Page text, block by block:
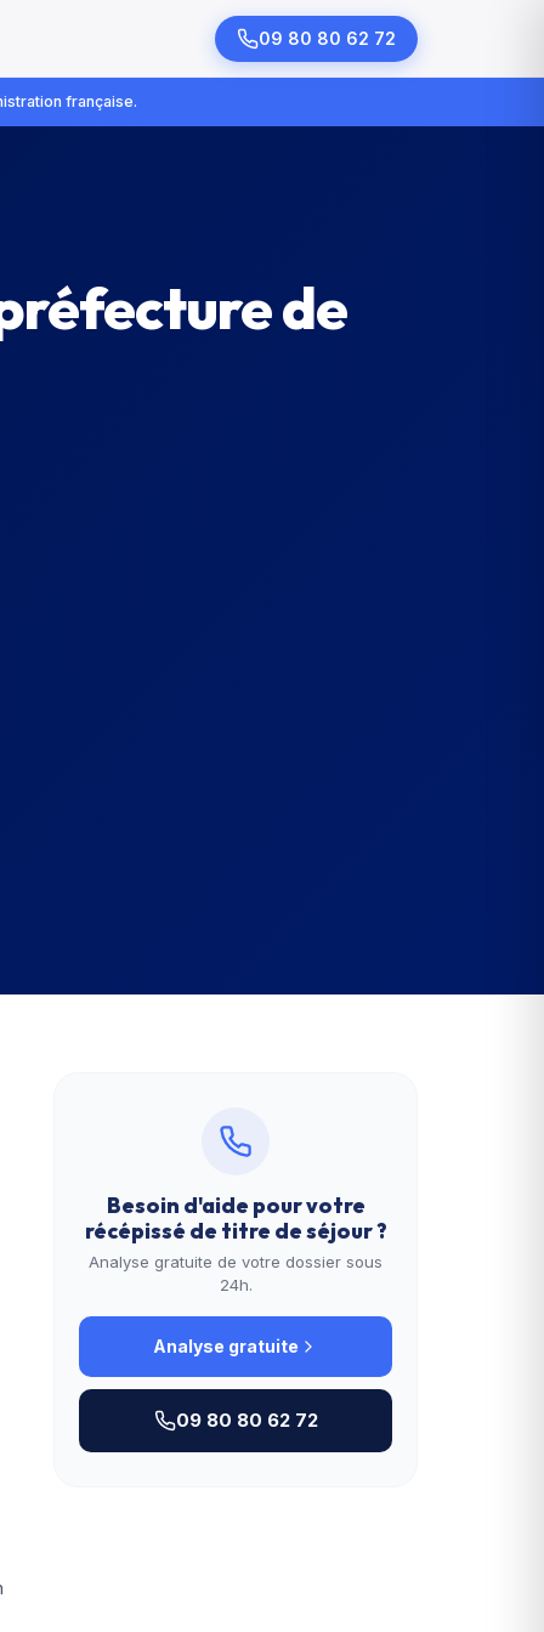
09 80 80 62 72
française.
de
Besoin d'aide pour votre
récépissé de titre de séjour?
Analyse gratuite de votre dossier sous
24h.
Analyse gratuite
09 80 80 62 72